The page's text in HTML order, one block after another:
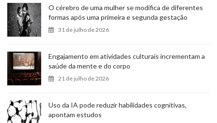
O cérebro de uma mulher se modifica de diferentes
formas após uma primeira e segunda gestação
31 de julho de 2026
Engajamento em atividades culturais incrementam a
saúde da mente e do corpo
21 de julho de 2026
Uso da IA pode reduzir habilidades cognitivas,
apontam estudos